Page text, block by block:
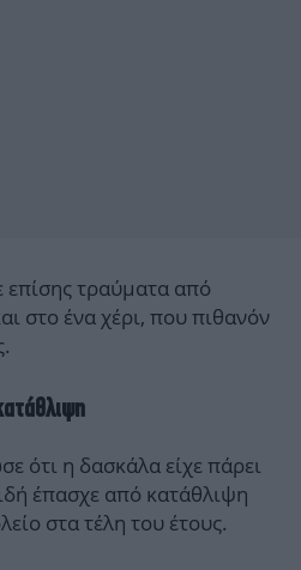
επίσης τραύματα από
στο ένα χέρι, που πιθανόν
ότι η δασκάλα είχε πάρει
έπασχε από κατάθλιψη
στα τέλη του έτους.